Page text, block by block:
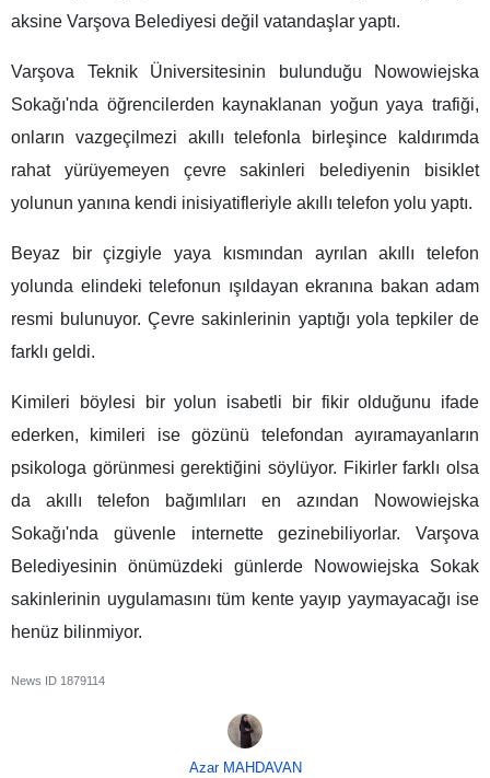
aksine Varşova Belediyesi değil vatandaşlar yaptı.
Varşova Teknik Üniversitesinin bulunduğu Nowowiejska
Sokağı'nda öğrencilerden kaynaklanan yoğun yaya trafiği,
onların vazgeçilmezi akıllı telefonla birleşince kaldırımda
rahat yürüyemeyen çevre sakinleri belediyenin bisiklet
yolunun yanına kendi inisiyatifleriyle akıllı telefon yolu yaptı.
Beyaz bir çizgiyle yaya kısmından ayrılan akıllı telefon
yolunda elindeki telefonun ışıldayan ekranına bakan adam
resmi bulunuyor. Çevre sakinlerinin yaptığı yola tepkiler de
farklı geldi.
Kimileri böylesi bir yolun isabetli bir fikir olduğunu ifade
ederken, kimileri ise gözünü telefondan ayıramayanların
psikologa görünmesi gerektiğini söylüyor. Fikirler farklı olsa
da akıllı telefon bağımlıları en azından Nowowiejska
Sokağı'nda güvenle internette gezinebiliyorlar. Varşova
Belediyesinin önümüzdeki günlerde Nowowiejska Sokak
sakinlerinin uygulamasını tüm kente yayıp yaymayacağı ise
henüz bilinmiyor.
News ID 1879114
Azar MAHDAVAN